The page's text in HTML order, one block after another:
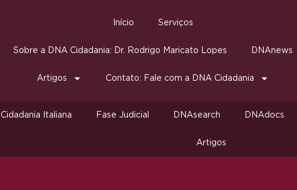
Início Serviços
Sobre a DNA Cidadania: Dr. Rodrigo Maricato Lopes DNAnews
Artigos Contato: Fale com a DNA Cidadania
Cidadania Italiana Fase Judicial DNAsearch DNAdocs
Artigos